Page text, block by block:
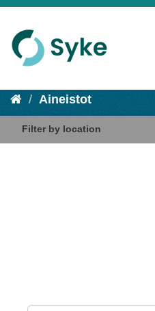
Aineistot
Filter by location